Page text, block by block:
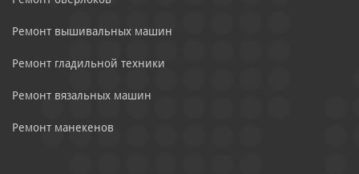
Ремонт вышивальных машин
Ремонт гладильной техники
Ремонт вязальных машин
Ремонт манекенов